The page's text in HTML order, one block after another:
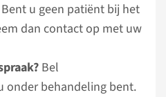
u geen patiënt bij het
dan contact op met uw
Bel
onder behandeling bent.